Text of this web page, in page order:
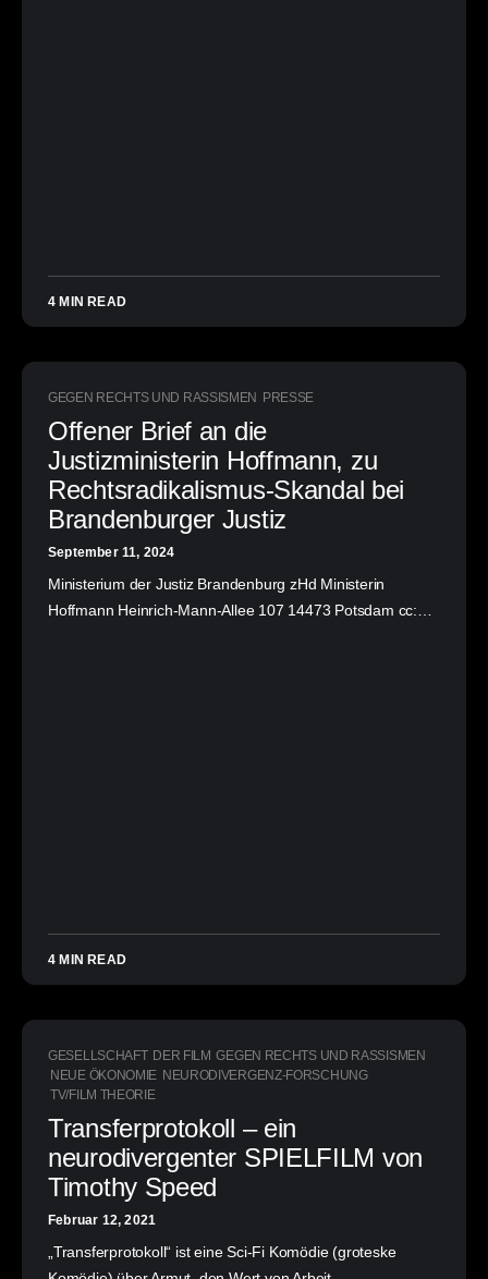
4 MIN READ
GEGEN RECHTS UND RASSISMEN PRESSE
Offener Brief an die
Justizministerin Hoffmann, zu
Rechtsradikalismus-Skandal bei
Brandenburger Justiz
September 11, 2024
Ministerium der Justiz Brandenburg zHd Ministerin
Hoffmann Heinrich-Mann-Allee 107 14473 Potsdam cc:…
4 MIN READ
GESELLSCHAFT DER FILM GEGEN RECHTS UND RASSISMEN
NEUE ÖKONOMIE NEURODIVERGENZ-FORSCHUNG
TV/FILM THEORIE
Transferprotokoll – ein
neurodivergenter SPIELFILM von
Timothy Speed
Februar 12, 2021
„Transferprotokoll“ ist eine Sci-Fi Komödie (groteske